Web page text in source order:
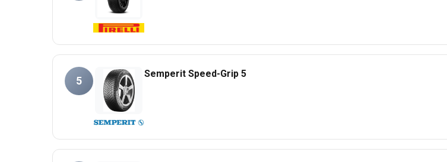
5
Semperit Speed-Grip 5